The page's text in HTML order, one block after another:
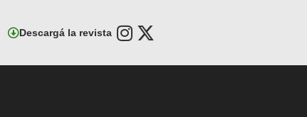
Descargá la revista